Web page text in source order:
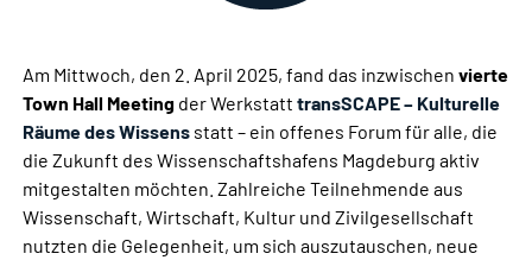
Am Mittwoch, den 2. April 2025, fand das inzwischenvierte
Town Hall Meeting der WerkstatttransSCAPE – Kulturelle
Räume des Wissens statt – ein offenes Forum für alle, die
die Zukunft des Wissenschaftshafens Magdeburg aktiv
mitgestalten möchten. Zahlreiche Teilnehmende aus
Wissenschaft, Wirtschaft, Kultur und Zivilgesellschaft
nutzten die Gelegenheit, um sich auszutauschen, neue